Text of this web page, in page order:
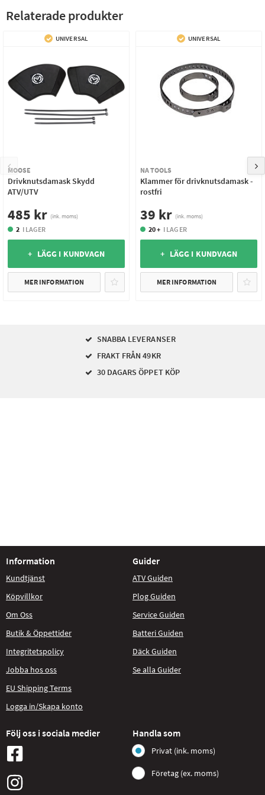
Relaterade produkter
UNIVERSAL
MOOSE
Drivknutsdamask Skydd
ATV/UTV
485 kr (ink. moms)
2 I LAGER
+ LÄGG I KUNDVAGN
MER INFORMATION
UNIVERSAL
NA TOOLS
Klammer för drivknutsdamask -
rostfri
39 kr (ink. moms)
20 + I LAGER
+ LÄGG I KUNDVAGN
MER INFORMATION
SNABBA LEVERANSER
FRAKT FRÅN 49KR
30 DAGARS ÖPPET KÖP
Information
Kundtjänst
Köpvillkor
Om Oss
Butik & Öppettider
Integritetspolicy
Jobba hos oss
EU Shipping Terms
Logga in/Skapa konto
Guider
ATV Guiden
Plog Guiden
Service Guiden
Batteri Guiden
Däck Guiden
Se alla Guider
Följ oss i sociala medier Handla som
Privat (ink. moms)
Företag (ex. moms)